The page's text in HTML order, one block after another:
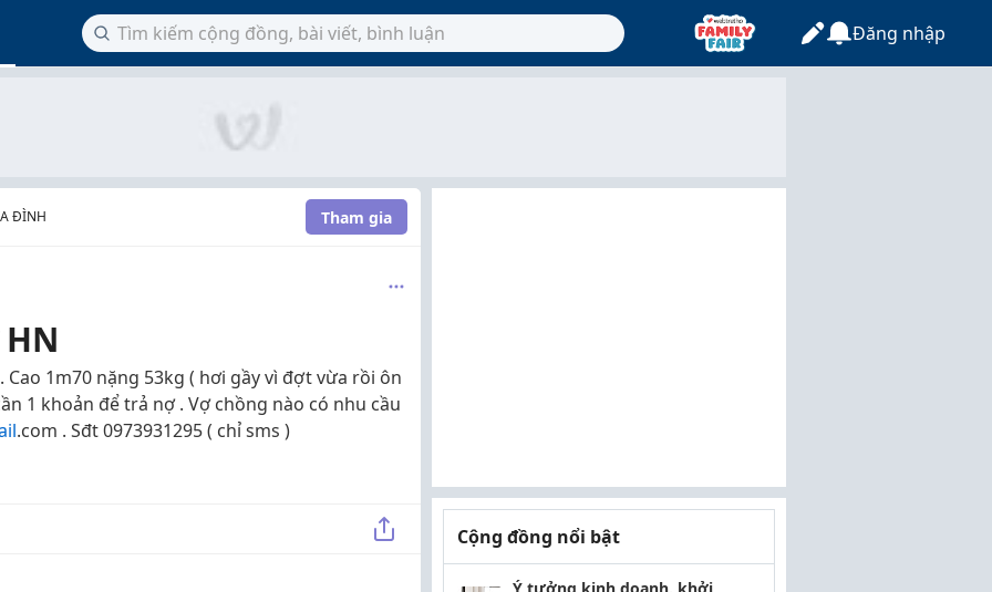
Đăng nhập
ĐÌNH Tham gia
1m70 nặng 53kg ( hơi gầy vì đợt vừa rồi ôn
1 khoản để trả nợ . Vợ chồng nào có nhu cầu
.com . Sđt 0973931295 ( chỉ sms )
Cộng đồng nổi bật